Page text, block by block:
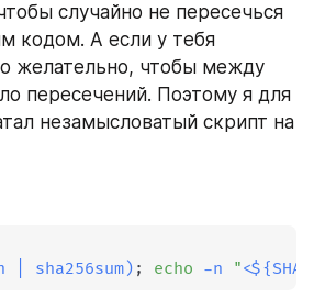
случайно не пересечься
кодом. А если у тебя
желательно, чтобы между
пересечений. Поэтому я для
незамысловатый скрипт на
sha256sum) ; echo -n "<